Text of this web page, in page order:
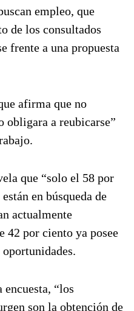
empleo, que
de los consultados
frente a una propuesta
afirma que no
obligara a reubicarse”
que “solo el 58 por
en búsqueda de
actualmente
42 por ciento ya posee
“los
son la obtención de